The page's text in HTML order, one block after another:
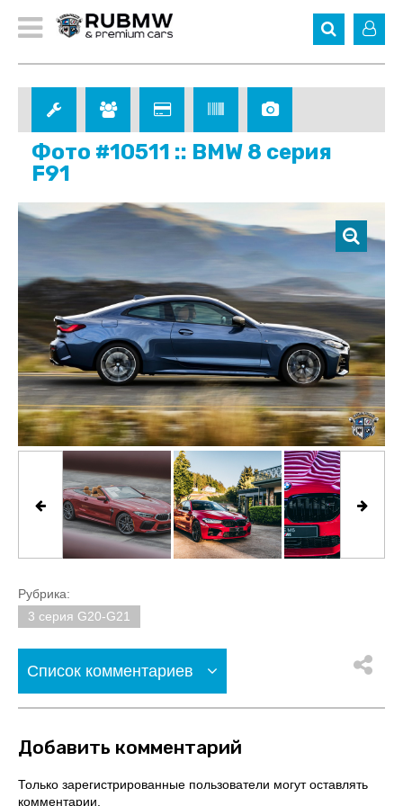
Фото #10511 :: BMW 8 серия
F91
Рубрика:
3 серия G20-G21
Список комментариев
Добавить комментарий
Только зарегистрированные пользователи могут оставлять
комментарии.